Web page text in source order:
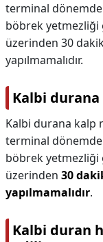
terminal
böbrek yetmezliği
üzerinden 30
yapılmamalıdır.
Kalbi durana
Kalbi durana kalp
terminal
böbrek yetmezliği
üzerinden 30
yapılmamalıdır.
Kalbi duran